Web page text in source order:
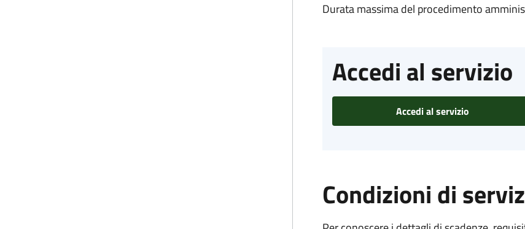
Durata massima del procedimento
Accedi al servizio
Accedi al servizio
Condizioni di